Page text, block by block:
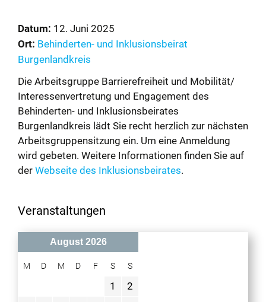
Datum: 12. Juni 2025
Ort: Behinderten- und Inklusionsbeirat
Burgenlandkreis
Die Arbeitsgruppe Barrierefreiheit und Mobilität/
Interessenvertretung und Engagement des
Behinderten- und Inklusionsbeirates
Burgenlandkreis lädt Sie recht herzlich zur nächsten
Arbeitsgruppensitzung ein. Um eine Anmeldung
wird gebeten. Weitere Informationen finden Sie auf
der Webseite des Inklusionsbeirates.
Veranstaltungen
August 2026
M D M D F S S
1
2